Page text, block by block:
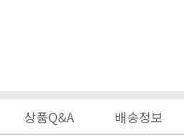
상품Q&A 배송정보